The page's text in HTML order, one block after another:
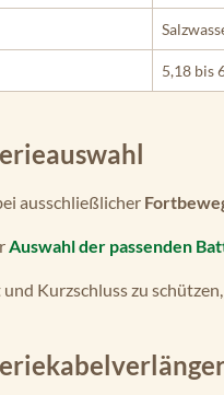
5,18 bis
ausschließlicher
Auswahl der passenden
Kurzschluss zu